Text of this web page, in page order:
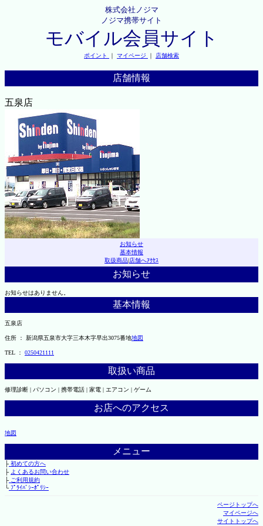
株式会社ノジマ
ノジマ携帯サイト
モバイル会員サイト
ポイント ｜ マイページ ｜ 店舗検索
店舗情報
五泉店
お知らせ
基本情報
取扱商品|店舗へｱｸｾｽ
お知らせ
お知らせはありません。
基本情報
五泉店
住所 ： 新潟県五泉市大字三本木字早出3075番地地図
TEL ： 0250421111
取扱い商品
修理診断 | パソコン | 携帯電話 | 家電 | エアコン | ゲーム
お店へのアクセス
地図
メニュー
├初めての方へ
├ よくあるお問い合わせ
├ご利用規約
└ﾌﾟﾗｲﾊﾞｼｰﾎﾟﾘｼｰ
ページトップへ
マイページへ
サイトトップへ